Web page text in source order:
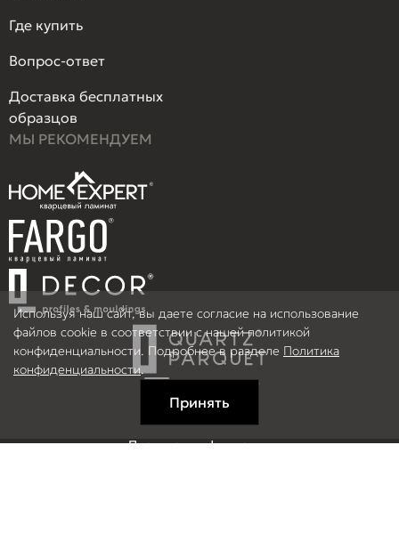
Правовая информация
Где купить
Вопрос-ответ
Доставка бесплатных
образцов
МЫ РЕКОМЕНДУЕМ
Используя наш сайт, вы даете согласие на использование
файлов cookie в соответствии с нашей политикой
конфиденциальности. Подробнее в разделе Политика
конфиденциальности.
Принять